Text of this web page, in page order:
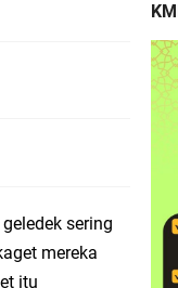
Mengabdi, Terus
PTN di MAN 2 Bandar
Siap Digelar
sering
mereka
itu